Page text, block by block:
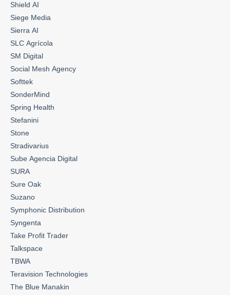
Shield AI
Siege Media
Sierra AI
SLC Agrícola
SM Digital
Social Mesh Agency
Softtek
SonderMind
Spring Health
Stefanini
Stone
Stradivarius
Sube Agencia Digital
SURA
Sure Oak
Suzano
Symphonic Distribution
Syngenta
Take Profit Trader
Talkspace
TBWA
Teravision Technologies
The Blue Manakin